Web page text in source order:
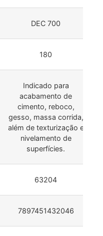
DEC 700
180
Indicado para
acabamento de
cimento, reboco,
gesso, massa corrida,
além de texturização e
nivelamento de
superfícies.
63204
7897451432046